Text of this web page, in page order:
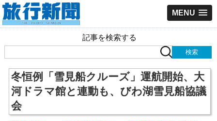
MENU
記事を検索する
冬恒例「雪見船クルーズ」運航開始、大
河ドラマ館と連動も、びわ湖雪見船協議
会